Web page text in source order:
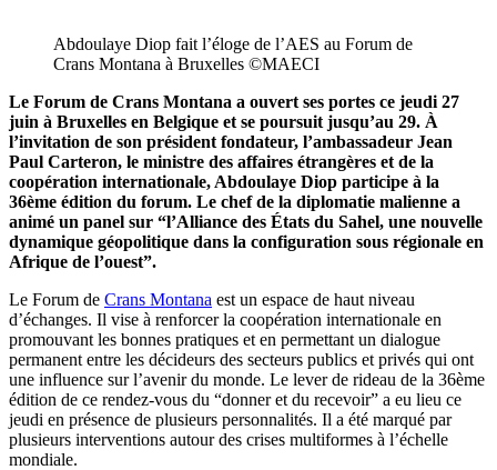
Abdoulaye Diop fait l’éloge de l’AES au Forum de
Crans Montana à Bruxelles ©️MAECI
Le Forum de Crans Montana a ouvert ses portes ce jeudi 27
juin à Bruxelles en Belgique et se poursuit jusqu’au 29. À
l’invitation de son président fondateur, l’ambassadeur Jean
Paul Carteron, le ministre des affaires étrangères et de la
coopération internationale, Abdoulaye Diop participe à la
36ème édition du forum. Le chef de la diplomatie malienne a
animé un panel sur “l’Alliance des États du Sahel, une nouvelle
dynamique géopolitique dans la configuration sous régionale en
Afrique de l’ouest”.
Le Forum de Crans Montana est un espace de haut niveau
d’échanges. Il vise à renforcer la coopération internationale en
promouvant les bonnes pratiques et en permettant un dialogue
permanent entre les décideurs des secteurs publics et privés qui ont
une influence sur l’avenir du monde. Le lever de rideau de la 36ème
édition de ce rendez-vous du “donner et du recevoir” a eu lieu ce
jeudi en présence de plusieurs personnalités. Il a été marqué par
plusieurs interventions autour des crises multiformes à l’échelle
mondiale.